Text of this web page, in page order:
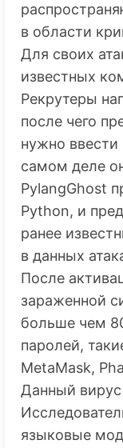
в области
Для своих
известных
Рекрутеры
после чего
нужно ввести
самом деле
PylangGhost
Python, и
ранее
в данных
После
зараженной
больше чем
паролей,
MetaMask,
Данный вирус
языковые